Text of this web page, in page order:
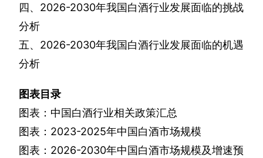
四、 2026-2030年我国白酒行业发展面临的挑战
分析
五、 2026-2030年我国白酒行业发展面临的机遇
分析
图表目录
图表：中国白酒行业相关政策汇总
图表： 2023-2025年中国白酒市场规模
图表： 2026-2030年中国白酒市场规模及增速预